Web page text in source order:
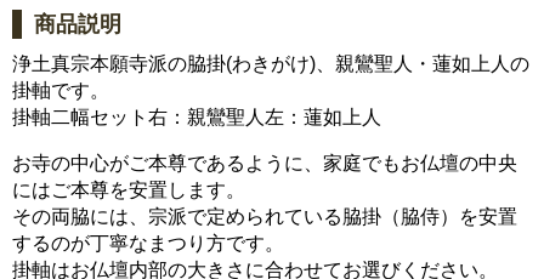
商品説明
浄土真宗本願寺派の脇掛(わきがけ)、親鸞聖人・蓮如上人の
掛軸です。
掛軸二幅セット右：親鸞聖人左：蓮如上人
お寺の中心がご本尊であるように、家庭でもお仏壇の中央
にはご本尊を安置します。
その両脇には、宗派で定められている脇掛（脇侍）を安置
するのが丁寧なまつり方です。
掛軸はお仏壇内部の大きさに合わせてお選びください。